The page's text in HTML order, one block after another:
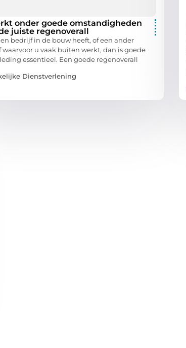
onder goede omstandigheden
juiste regenoverall
bedrijf in de bouw heeft, of een ander
waarvoor u vaak buiten werkt, dan is goede
essentieel. Een goede regenoverall
Dienstverlening